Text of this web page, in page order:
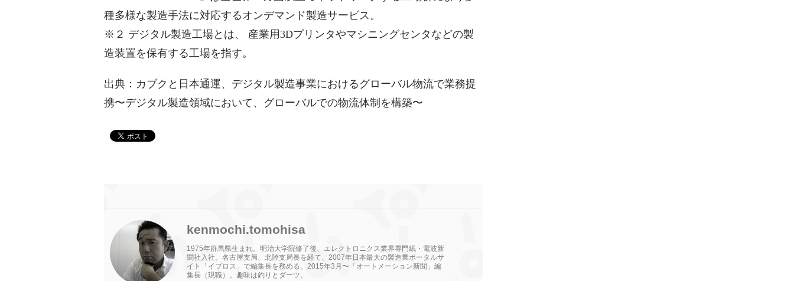
種多様な製造手法に対応するオンデマンド製造サービス。
※２ デジタル製造工場とは、 産業用3Dプリンタやマシニングセンタなどの製
造装置を保有する工場を指す。
出典：カブクと日本通運、デジタル製造事業におけるグローバル物流で業務提
携〜デジタル製造領域において、グローバルでの物流体制を構築〜
kenmochi.tomohisa
1975年群馬県生まれ。明治大学院修了後、エレクトロニクス業界専門紙・電波新
聞社入社。名古屋支局、北陸支局長を経て、2007年日本最大の製造業ポータルサ
イト「イプロス」で編集長を務める。2015年3月〜「オートメーション新聞」編
集長（現職）。趣味は釣りとダーツ。